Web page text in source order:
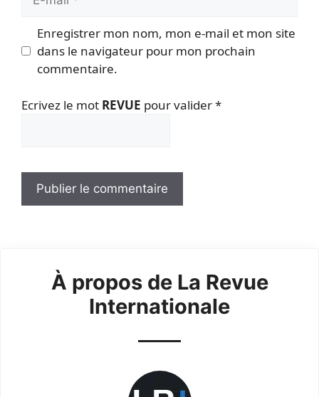
Enregistrer mon nom, mon e-mail et mon site
dans le navigateur pour mon prochain
commentaire.
Ecrivez le mot REVUE pour valider*
À propos de La Revue
Internationale